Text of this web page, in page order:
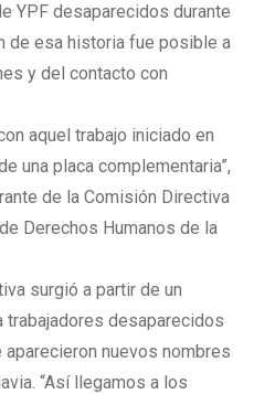
YPF desaparecidos durante
de esa historia fue posible a
y del contacto con
aquel trabajo iniciado en
una placa complementaria”,
de la Comisión Directiva
Derechos Humanos de la
surgió a partir de un
trabajadores desaparecidos
nuevos nombres
“Así llegamos a los